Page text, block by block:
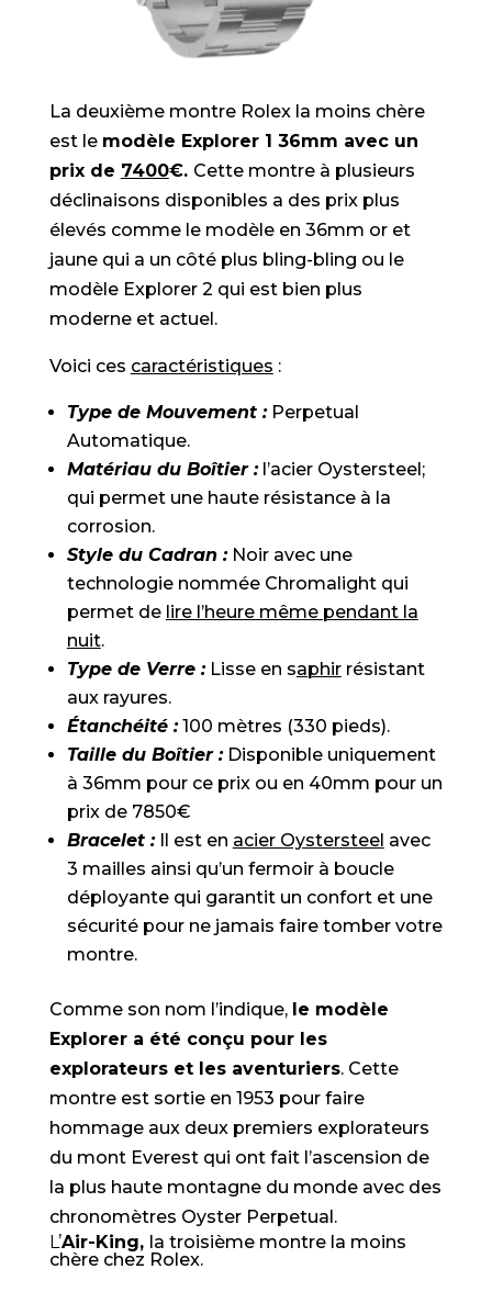
La deuxième montre Rolex la moins chère
est le modèle Explorer 1 36mm avec un
prix de 7400€. Cette montre à plusieurs
déclinaisons disponibles a des prix plus
élevés comme le modèle en 36mm or et
jaune qui a un côté plus bling-bling ou le
modèle Explorer 2 qui est bien plus
moderne et actuel.
Voici ces caractéristiques :
Type de Mouvement :Perpetual
Automatique.
Matériau du Boîtier :l’acier Oystersteel;
qui permet une haute résistance à la
corrosion.
Style du Cadran :Noir avec une
technologie nommée Chromalight qui
permet de lire l’heure même pendant la
nuit.
Type de Verre :Lisse en saphirrésistant
aux rayures.
Étanchéité :100 mètres (330 pieds).
Taille du Boîtier :Disponible uniquement
à 36mm pour ce prix ou en 40mm pour un
prix de 7850€
Bracelet :Il est en acier Oystersteel avec
3 mailles ainsi qu’un fermoir à boucle
déployante qui garantit un confort et une
sécurité pour ne jamais faire tomber votre
montre.
Comme son nom l’indique, le modèle
Explorer a été conçu pour les
explorateurs et les aventuriers. Cette
montre est sortie en 1953 pour faire
hommage aux deux premiers explorateurs
du mont Everest qui ont fait l’ascension de
la plus haute montagne du monde avec des
chronomètres Oyster Perpetual.
L’Air-King, la troisième montre la moins
chère chez Rolex.